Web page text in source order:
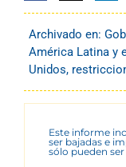
Archivado en:
América Latina y
Unidos,
Este informe
ser bajadas e
sólo pueden